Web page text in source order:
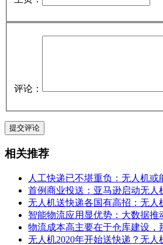
评论：
相关推荐
人工快递已不堪重负：无人机或
首例商业投送：亚马逊启动无人
无人机送快递各国有高招：无人
智能物流应用显优势：大数据推
物流成本高主要在于仓库建设，
无人机2020年开始送快递？无人